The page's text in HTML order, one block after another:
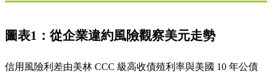
圖表1：從企業違約風險觀察美元走勢
信用風險利差由美林 CCC 級高收債殖利率與美國 10 年公債